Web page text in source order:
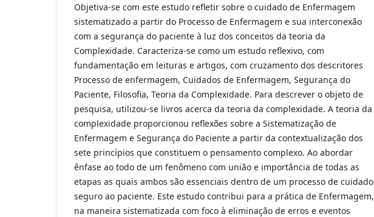
Objetiva-se com este estudo refletir sobre o cuidado de Enfermagem
sistematizado a partir do Processo de Enfermagem e sua interconexão
com a segurança do paciente à luz dos conceitos da teoria da
Complexidade. Caracteriza-se como um estudo reflexivo, com
fundamentação em leituras e artigos, com cruzamento dos descritores
Processo de enfermagem, Cuidados de Enfermagem, Segurança do
Paciente, Filosofia, Teoria da Complexidade. Para descrever o objeto de
pesquisa, utilizou-se livros acerca da teoria da complexidade. A teoria da
complexidade proporcionou reflexões sobre a Sistematização de
Enfermagem e Segurança do Paciente a partir da contextualização dos
sete princípios que constituem o pensamento complexo. Ao abordar
ênfase ao todo de um fenômeno com união e importância de todas as
etapas as quais ambos são essenciais dentro de um processo de cuidado
seguro ao paciente. Este estudo contribui para a prática de Enfermagem,
na maneira sistematizada com foco à eliminação de erros e eventos